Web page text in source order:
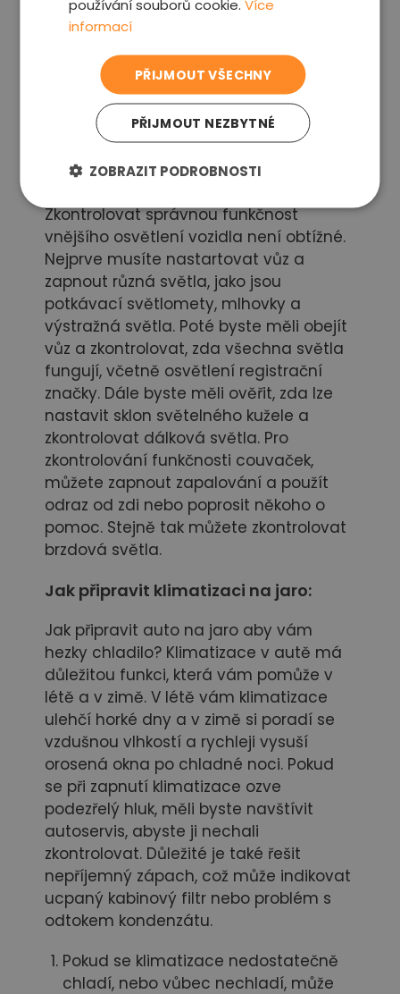
Kontrola světel:
Zkontrolovat správnou funkčnost
vnějšího osvětlení vozidla není obtížné.
Nejprve musíte nastartovat vůz a
zapnout různá světla, jako jsou
potkávací světlomety, mlhovky a
výstražná světla. Poté byste měli obejít
vůz a zkontrolovat, zda všechna světla
fungují, včetně osvětlení registrační
značky. Dále byste měli ověřit, zda lze
nastavit sklon světelného kužele a
zkontrolovat dálková světla. Pro
zkontrolování funkčnosti couvaček,
můžete zapnout zapalování a použít
odraz od zdi nebo poprosit někoho o
pomoc. Stejně tak můžete zkontrolovat
brzdová světla.
Jak připravit klimatizaci na jaro:
Jak připravit auto na jaro aby vám
hezky chladilo? Klimatizace v autě má
důležitou funkci, která vám pomůže v
létě a v zimě. V létě vám klimatizace
ulehčí horké dny a v zimě si poradí se
vzdušnou vlhkostí a rychleji vysuší
orosená okna po chladné noci. Pokud
se při zapnutí klimatizace ozve
podezřelý hluk, měli byste navštívit
autoservis, abyste ji nechali
zkontrolovat. Důležité je také řešit
nepříjemný zápach, což může indikovat
ucpaný kabinový filtr nebo problém s
odtokem kondenzátu.
Pokud se klimatizace nedostatečně
chladí, nebo vůbec nechladí, může
používání souborů cookie.Více
informací
PŘIJMOUT VŠECHNY
PŘIJMOUT NEZBYTNÉ
ZOBRAZIT PODROBNOSTI